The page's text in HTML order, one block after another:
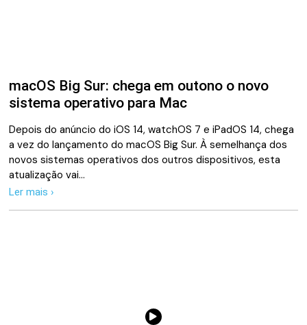
macOS Big Sur: chega em outono o novo
sistema operativo para Mac
Depois do anúncio do iOS 14, watchOS 7 e iPadOS 14, chega
a vez do lançamento do macOS Big Sur. À semelhança dos
novos sistemas operativos dos outros dispositivos, esta
atualização vai…
Ler mais ›